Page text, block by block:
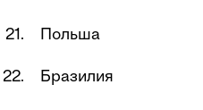
Польша
Бразилия